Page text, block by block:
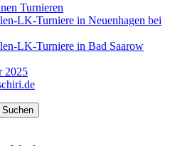
Turnieren
LK-Turniere in Neuenhagen bei
LK-Turniere in Bad Saarow
2025